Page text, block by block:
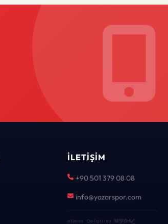
İLETIŞIM
+90 501 379 08 08
info@yazarspor.com
eNews · Geliştirici KEYDAL·